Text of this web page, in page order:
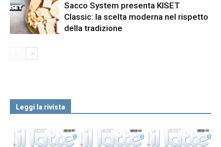
Sacco System presenta KISET
Classic: la scelta moderna nel rispetto
della tradizione
Leggi la rivista